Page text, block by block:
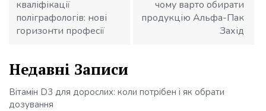
кваліфікації
поліграфологів: нові
горизонти професії
чому варто обирати
продукцію Альфа-Пак
Захід
Недавні Записи
Вітамін D3 для дорослих: коли потрібен і як обрати
дозування